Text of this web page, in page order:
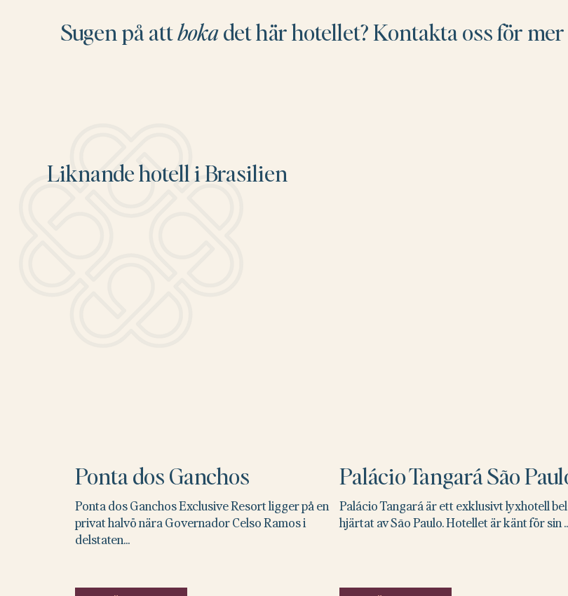
Sugen på attbokadet här hotellet? Kontakta oss för
Liknande hotell i Brasilien
Ponta dos Ganchos
Ponta dos Ganchos Exclusive Resort ligger på en
privat halvö nära Governador Celso Ramos i
delstaten...
Palácio Tangará São
Palácio Tangará är ett exklusivt lyxhotell
hjärtat av São Paulo. Hotellet är känt för sin